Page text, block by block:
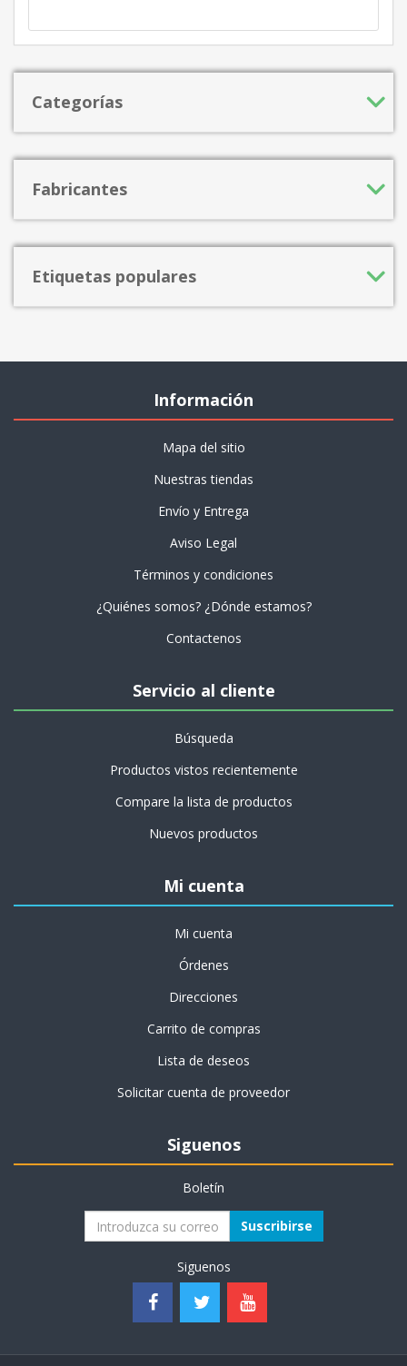
Categorías
Fabricantes
Etiquetas populares
Información
Mapa del sitio
Nuestras tiendas
Envío y Entrega
Aviso Legal
Términos y condiciones
¿Quiénes somos? ¿Dónde estamos?
Contactenos
Servicio al cliente
Búsqueda
Productos vistos recientemente
Compare la lista de productos
Nuevos productos
Mi cuenta
Mi cuenta
Órdenes
Direcciones
Carrito de compras
Lista de deseos
Solicitar cuenta de proveedor
Siguenos
Boletín
Suscribirse
Siguenos